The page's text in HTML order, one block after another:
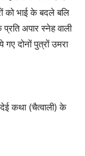
को भाई के बदले बलि
अपार स्नेह वाली
दोनों पुत्रों उमरा
कथा (चैत्वाली) के